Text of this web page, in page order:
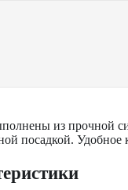
из прочной
посадкой. Удобное